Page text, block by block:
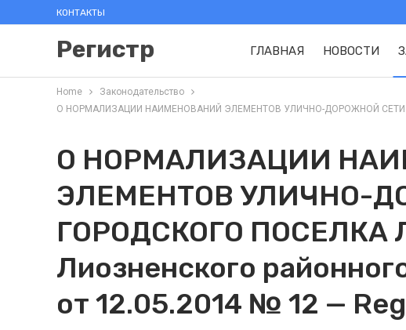
КОНТАКТЫ
Регистр ГЛАВНАЯ НОВОСТИ
Home
Законодательство
О НОРМАЛИЗАЦИИ НАИМЕНОВАНИЙ ЭЛЕМЕНТОВ УЛИЧНО-ДОРОЖНОЙ СЕТИ
О НОРМАЛИЗАЦИИ
ЭЛЕМЕНТОВ УЛИЧНО-
ГОРОДСКОГО ПОСЕЛКА
Лиозненского
от 12.05.2014 № 12 —